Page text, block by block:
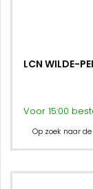
LCN WILDE-
Voor 15:00
Op zoek naar